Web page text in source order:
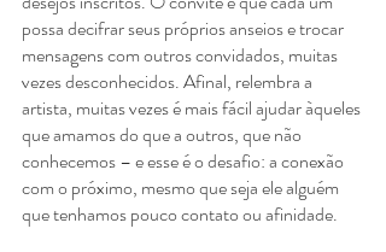
possa decifrar seus próprios anseios e trocar
mensagens com outros convidados, muitas
vezes desconhecidos. Afinal, relembra a
artista, muitas vezes é mais fácil ajudar àqueles
que amamos do que a outros, que não
conhecemos – e esse é o desafio: a conexão
com o próximo, mesmo que seja ele alguém
que tenhamos pouco contato ou afinidade.